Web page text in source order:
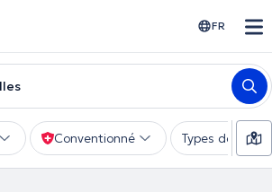
FR
Conventionné Types de